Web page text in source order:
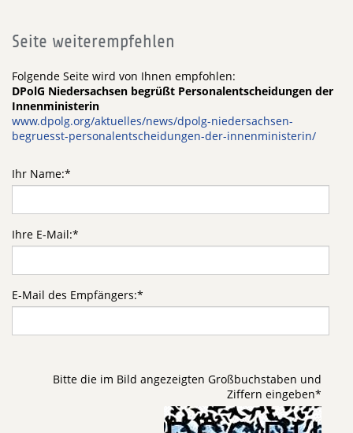
Seite weiterempfehlen
Folgende Seite wird von Ihnen empfohlen:
DPolG Niedersachsen begrüßt Personalentscheidungen der
Innenministerin
www.dpolg.org/aktuelles/news/dpolg-niedersachsen-
begruesst-personalentscheidungen-der-innenministerin/
Ihr Name:*
Ihre E-Mail:*
E-Mail des Empfängers:*
Bitte die im Bild angezeigten Großbuchstaben und
Ziffern eingeben*